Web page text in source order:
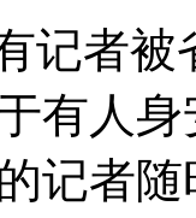
记者
有人
记者